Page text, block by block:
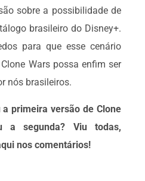
sobre a possibilidade de
brasileiro do Disney+.
para que esse cenário
Wars possa enfim ser
nós brasileiros.
primeira versão de Clone
a segunda? Viu todas,
nos comentários!